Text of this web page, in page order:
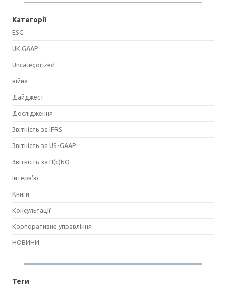
Категорії
ESG
UK GAAP
Uncategorized
війна
Дайджест
Дослідження
Звітність за IFRS
Звітність за US-GAAP
Звітність за П(с)БО
Інтерв'ю
Книги
Консультації
Корпоративне управління
НОВИНИ
Теги